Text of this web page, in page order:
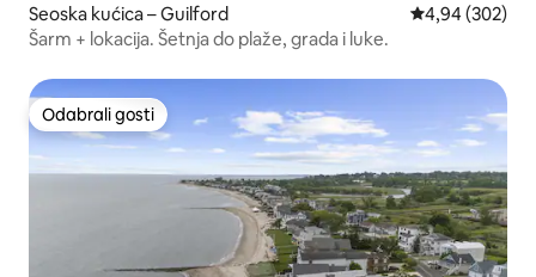
Seoska kućica – Guilford Prosječna
4,94 (302)
Šarm + lokacija. Šetnja do plaže, grada i luke.
Odabrali gosti
Odabrali gosti